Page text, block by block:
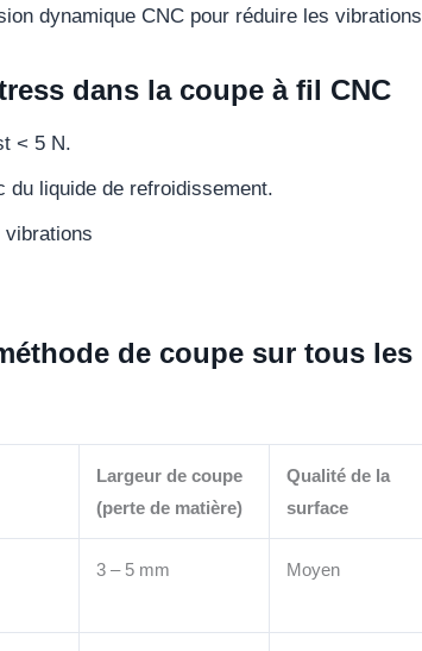
dynamique CNC pour réduire les
dans la coupe à fil CNC
< 5 N.
du liquide de refroidissement.
vibrations
de coupe sur tous les
Largeur de coupe
(perte de matière)
Qualité de la
surface
3 – 5 mm Moyen